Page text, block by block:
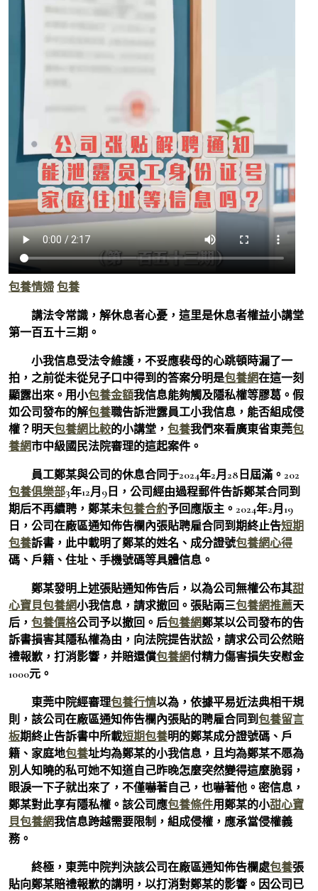
包養情婦 包養
講法令常識，解休息者心憂，這里是休息者權益小講堂
第一百五十三期。
小我信息受法令維護，不妥應裴母的心跳頓時漏了一
拍，之前從未從兒子口中得到的答案分明是包養網在這一刻
顯露出來。用小包養金額我信息能夠觸及隱私權等膠葛。假
如公司發布的解包養職告訴泄露員工小我信息，能否組成侵
權？明天包養網比較的小講堂， 包養我們來看廣東省東莞包
養網市中級國民法院審理的這起案件。
員工鄭某與公司的休息合同于2024年2月28日屆滿。202
包養俱樂部3年12月9日，公司經由過程郵件告訴鄭某合同到
期后不再續聘，鄭某未包養合約予回應版主。2024年2月19
日，公司在廠區通知佈告欄內張貼聘雇合同到期終止告短期
包養訴書，此中載明了鄭某的姓名、成分證號包養網心得
碼、戶籍、住址、手機號碼等具體信息。
鄭某發明上述張貼通知佈告后，以為公司無權公布其甜
心寶貝包養網小我信息，請求撤回。張貼兩三包養網推薦天
后， 包養價格公司予以撤回。后包養網鄭某以公司發布的告
訴書損害其隱私權為由，向法院提告狀訟，請求公司公然賠
禮報歉，打消影響，并賠還償包養網付精力傷害損失安慰金
1000元。
東莞中院經審理包養行情以為，依據平易近法典相干規
則，該公司在廠區通知佈告欄內張貼的聘雇合同到包養留言
板期終止告訴書中所載短期包養明的鄭某成分證號碼、戶
籍、家庭地包養址均為鄭某的小我信息，且均為鄭某不愿為
別人知曉的私可她不知道自己昨晚怎麼突然變得這麼脆弱，
眼淚一下子就出來了，不僅嚇著自己，也嚇著他。密信息，
鄭某對此享有隱私權。該公司應包養條件用鄭某的小甜心寶
貝包養網我信息跨越需要限制，組成侵權，應承當侵權義
務。
終極，東莞中院判決該公司在廠區通知佈告欄處包養張
貼向鄭某賠禮報歉的講明，以打消對鄭某的影響。因公司已